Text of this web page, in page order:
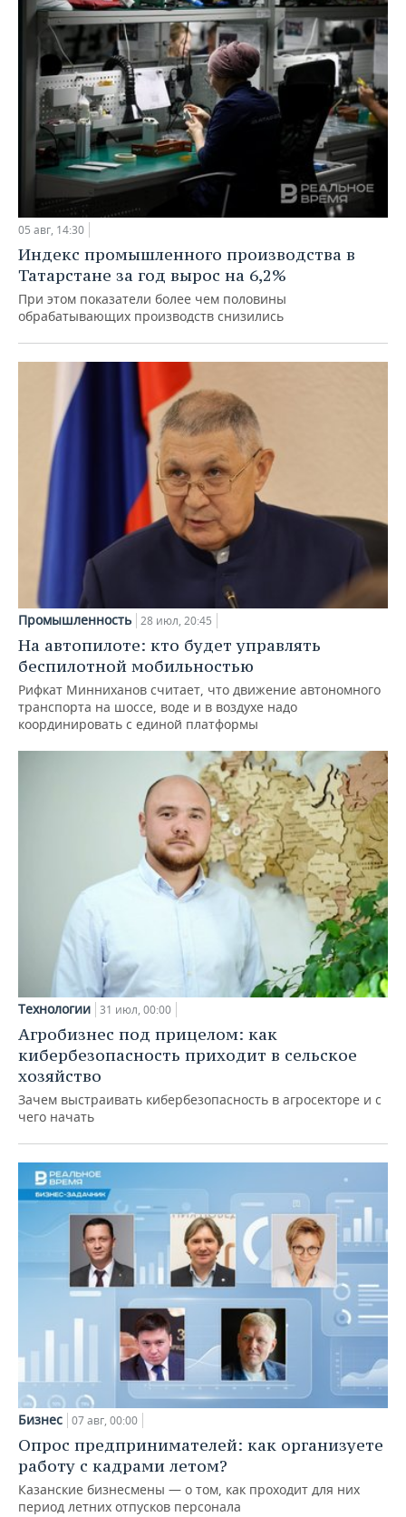
05 авг, 14:30
Индекс промышленного производства в
Татарстане за год вырос на 6,2%
При этом показатели более чем половины
обрабатывающих производств снизились
Промышленность 28 июл, 20:45
На автопилоте: кто будет управлять
беспилотной мобильностью
Рифкат Минниханов считает, что движение автономного
транспорта на шоссе, воде и в воздухе надо
координировать с единой платформы
Технологии 31 июл, 00:00
Агробизнес под прицелом: как
кибербезопасность приходит в сельское
хозяйство
Зачем выстраивать кибербезопасность в агросекторе и с
чего начать
Бизнес 07 авг, 00:00
Опрос предпринимателей: как организуете
работу с кадрами летом?
Казанские бизнесмены — о том, как проходит для них
период летних отпусков персонала